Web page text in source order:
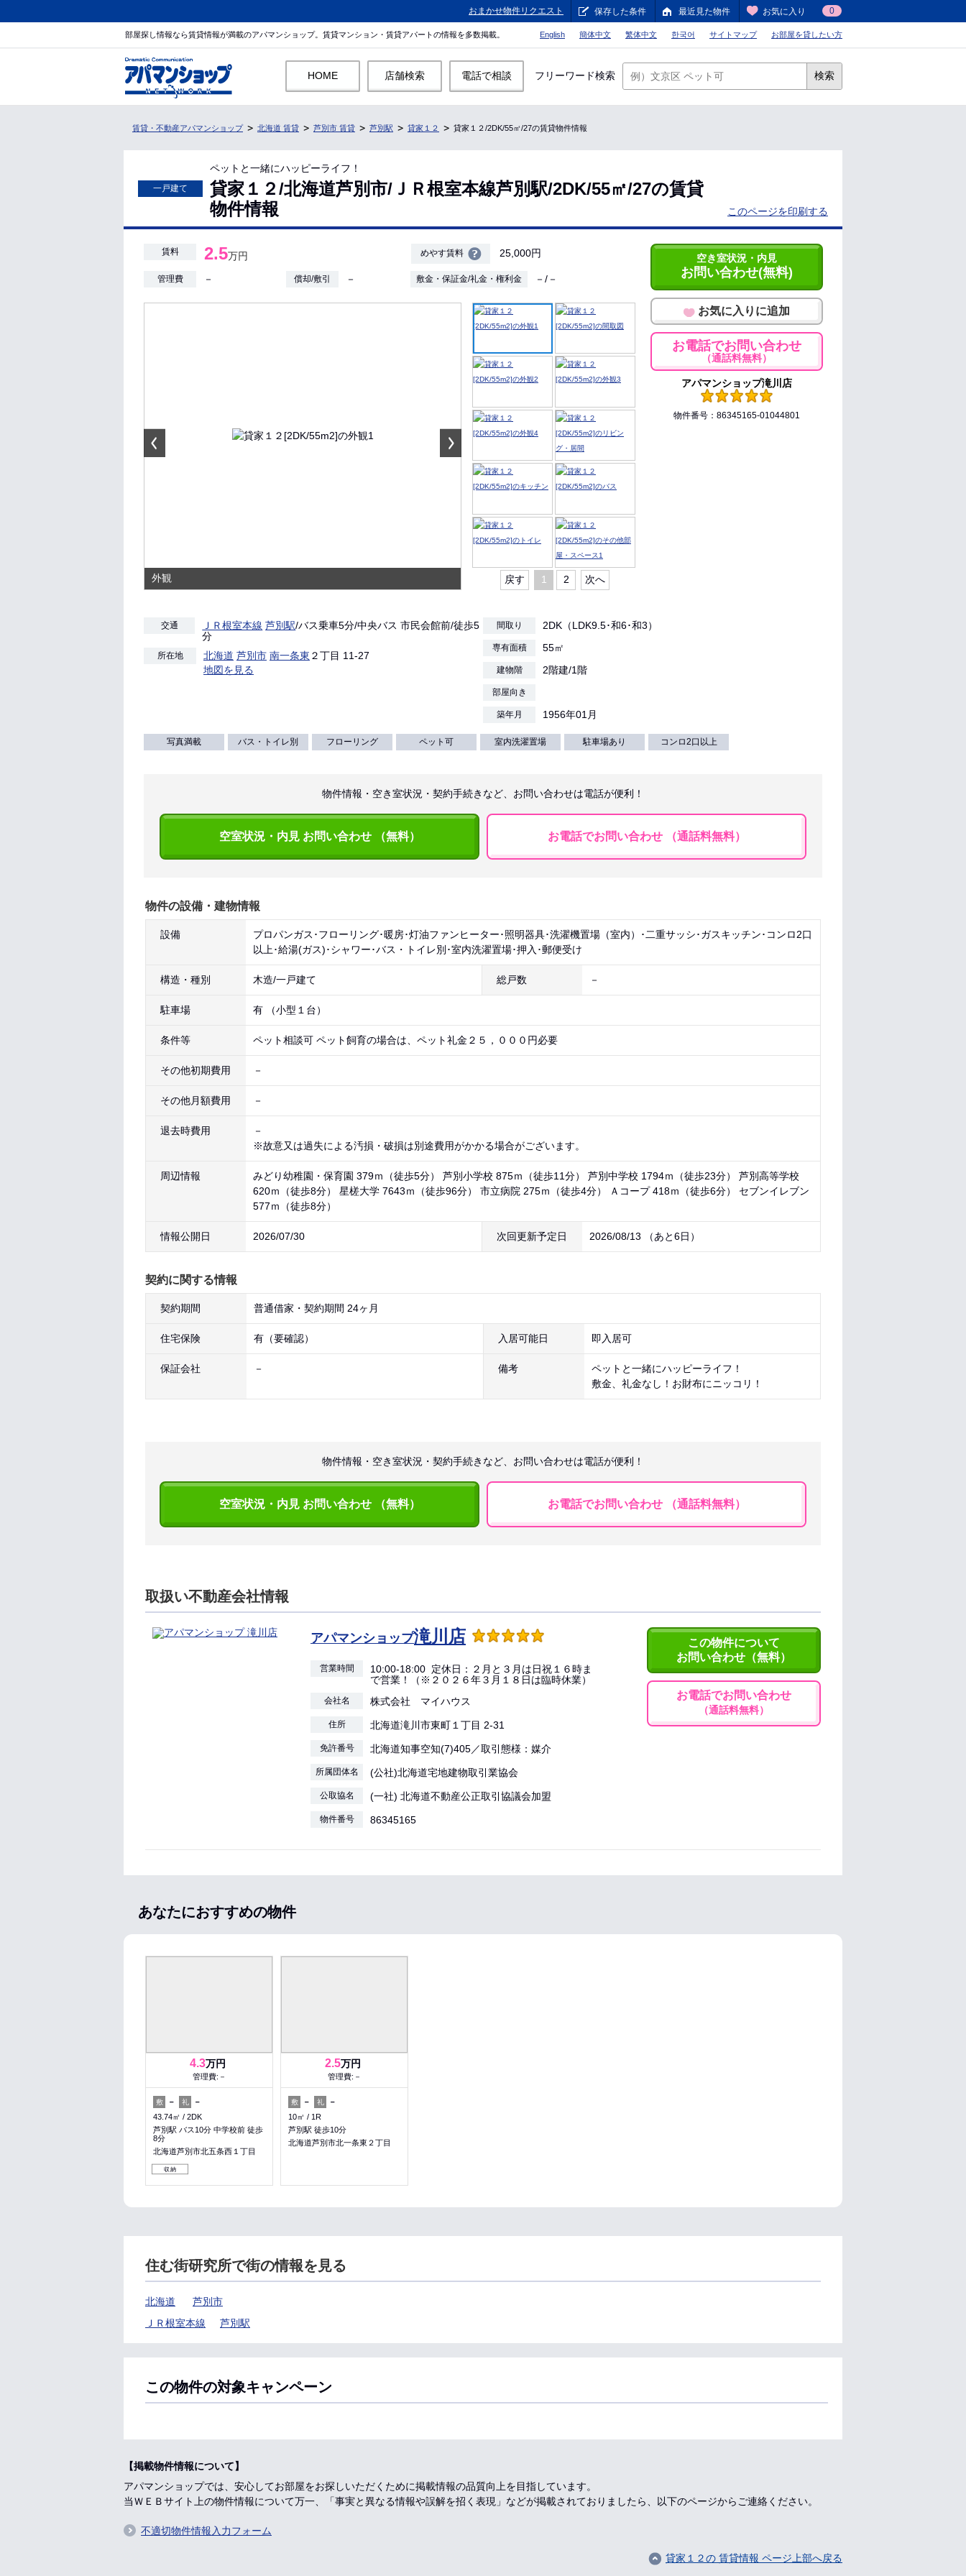
おまかせ物件リクエスト 保存した条件 最近見た物件 お気に入り 0
部屋探し情報なら賃貸情報が満載のアパマンショップ。賃貸マンション・賃貸アパートの情報を多数掲載。 English 簡体中文 繁体中文 한국어 サイトマップ お部屋を貸したい方
HOME 店舗検索 電話で相談 フリーワード検索 検索
賃貸・不動産アパマンショップ 北海道 賃貸 芦別市 賃貸 芦別駅 貸家１２ 貸家１２/2DK/55㎡/27の賃貸物件情報
一戸建て
ペットと一緒にハッピーライフ！
貸家１２/北海道芦別市/ＪＲ根室本線芦別駅/2DK/55㎡/27の賃貸
物件情報
このページを印刷する
賃料 2.5万円 めやす賃料 25,000円
管理費 － 償却/敷引 － 敷金・保証金/礼金・権利金 －/－
外観 戻す 1 2 次へ
空き室状況・内見
お問い合わせ(無料)
お気に入りに追加
お電話でお問い合わせ
（通話料無料）
アパマンショップ滝川店
物件番号：86345165-01044801
交通 ＪＲ根室本線 芦別駅/バス乗車5分/中央バス 市民会館前/徒歩5
分
所在地 北海道 芦別市 南一条東 ２丁目 11-27
地図を見る
間取り 2DK（LDK9.5･和6･和3）
専有面積 55㎡
建物階 2階建/1階
部屋向き
築年月 1956年01月
写真満載 バス・トイレ別 フローリング ペット可 室内洗濯置場 駐車場あり コンロ2口以上
物件情報・空き室状況・契約手続きなど、お問い合わせは電話が便利！
空室状況・内見 お問い合わせ （無料） お電話でお問い合わせ （通話料無料）
物件の設備・建物情報
設備
プロパンガス･フローリング･暖房･灯油ファンヒーター･照明器具･洗濯機置場（室内）･二重サッシ･ガスキッチン･コンロ2口
以上･給湯(ガス)･シャワー･バス・トイレ別･室内洗濯置場･押入･郵便受け
構造・種別 木造/一戸建て 総戸数 －
駐車場 有 （小型１台）
条件等 ペット相談可 ペット飼育の場合は、ペット礼金２５，０００円必要
その他初期費用 －
その他月額費用 －
退去時費用
－
※故意又は過失による汚損・破損は別途費用がかかる場合がございます。
周辺情報
みどり幼稚園・保育園 379ｍ（徒歩5分） 芦別小学校 875ｍ（徒歩11分） 芦別中学校 1794ｍ（徒歩23分） 芦別高等学校
620ｍ（徒歩8分） 星槎大学 7643ｍ（徒歩96分） 市立病院 275ｍ（徒歩4分） Ａコープ 418ｍ（徒歩6分） セブンイレブン
577ｍ（徒歩8分）
情報公開日 2026/07/30 次回更新予定日 2026/08/13 （あと6日 ）
契約に関する情報
契約期間 普通借家・契約期間 24ヶ月
住宅保険 有（要確認） 入居可能日 即入居可
保証会社 － 備考
ペットと一緒にハッピーライフ！
敷金、礼金なし！お財布にニッコリ！
物件情報・空き室状況・契約手続きなど、お問い合わせは電話が便利！
空室状況・内見 お問い合わせ （無料） お電話でお問い合わせ （通話料無料）
取扱い不動産会社情報
アパマンショップ滝川店
営業時間
10:00-18:00 定休日：２月と３月は日祝１６時ま
で営業！（※２０２６年３月１８日は臨時休業）
会社名 株式会社 マイハウス
住所 北海道滝川市東町１丁目 2-31
免許番号 北海道知事空知(7)405／取引態様：媒介
所属団体名 (公社)北海道宅地建物取引業協会
公取協名 (一社) 北海道不動産公正取引協議会加盟
物件番号 86345165
この物件について
お問い合わせ（無料）
お電話でお問い合わせ
（通話料無料）
あなたにおすすめの物件
4.3万円
管理費:－
敷 － 礼
－
43.74㎡
2DK
芦別駅 バス10分 中学校前 徒歩
8分
北海道芦別市北五条西１丁目
収納
2.5万円
管理費:－
敷 － 礼
－
10㎡
1R
芦別駅 徒歩10分
北海道芦別市北一条東２丁目
住む街研究所で街の情報を見る
北海道
芦別市
ＪＲ根室本線
芦別駅
この物件の対象キャンペーン
【掲載物件情報について】
アパマンショップでは、安心してお部屋をお探しいただくために掲載情報の品質向上を目指しています。
当ＷＥＢサイト上の物件情報について万一、「事実と異なる情報や誤解を招く表現」などが掲載されておりましたら、以下のページからご連絡ください。
不適切物件情報入力フォーム
貸家１２の 賃貸情報 ページ上部へ戻る